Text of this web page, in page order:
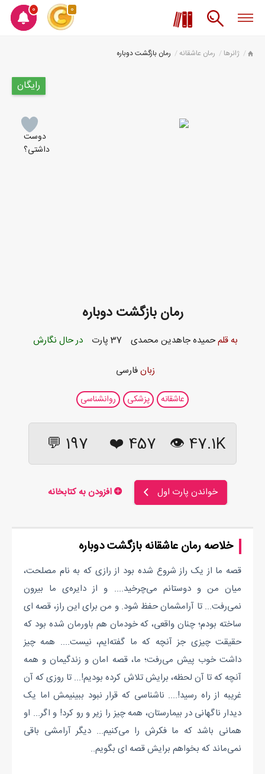
0 0
ژانرها رمان عاشقانه رمان بازگشت دوباره
رایگان
دوست
داشتی؟
رمان بازگشت دوباره
به قلمحمیده جاهدین محمدی 37 پارت در حال نگارش
زبانفارسی
عاشقانه پزشکی روانشناسی
47.1K 👁
457
❤️
197 💬
خواندن پارت اول افزودن به کتابخانه
خلاصه رمان عاشقانه بازگشت دوباره
قصه ما از یک راز شروع‌ شده بود از رازی که به نام مصلحت،
میان من و دوستانم می‌چرخید.... و از دایره‌ی ما بیرون
نمی‌رفت... تا آرامشمان حفظ شود. و من برای این راز، قصه ای
ساخته بودم؛ چنان واقعی، که خودمان هم باورمان شده بود که
حقیقت چیزی جز آنچه که ما گفته‌ایم، نیست.... همه‌ چیز
داشت خوب پیش می‌رفت؛ ما، قصه‌ امان و زندگیمان و همه
آنچه که تا آن لحظه، برایش تلاش کرده بودیم!... تا روزی که آن
غریبه از راه رسید!.... ناشناسی که قرار نبود ببینیمش اما یک
دیدار ناگهانی در بیمارستان، همه چیز را زیر و رو کرد! و اگر... او
همانی باشد که ما فکرش را می‌کنیم... دیگر آرامشی باقی
نمی‌ماند که بخواهم برایش قصه ای بگویم..